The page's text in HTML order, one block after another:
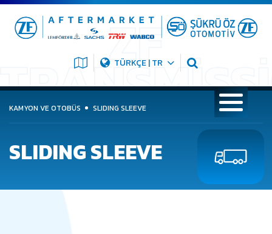
TÜRKÇE | TR
KAMYON VE OTOBÜS SLIDING SLEEVE
SLIDING SLEEVE